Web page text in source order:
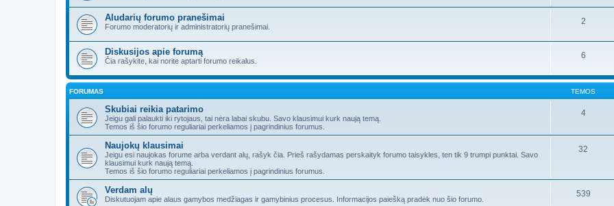
Aludarių forumo pranešimai
Forumo moderatorių ir administratorių pranešimai.
2
Diskusijos apie forumą
Čia rašykite, kai norite aptarti forumo reikalus.
6
FORUMAS TEMOS
Skubiai reikia patarimo
Jeigu gali palaukti iki rytojaus, tai nėra labai skubu. Savo klausimui kurk naują temą.
Temos iš šio forumo reguliariai perkeliamos į pagrindinius forumus.
4
Naujokų klausimai
Jeigu esi naujokas forume arba verdant alų, rašyk čia. Prieš rašydamas perskaityk forumo taisykles, ten tik 9 trumpi punktai. Savo
klausimui kurk naują temą.
Temos iš šio forumo reguliariai perkeliamos į pagrindinius forumus.
32
Verdam alų
Diskutuojam apie alaus gamybos medžiagas ir gamybinius procesus. Informacijos paiešką pradėk nuo šio forumo.
539